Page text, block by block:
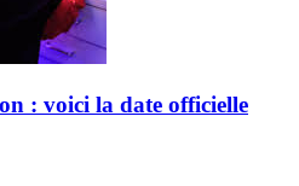
: voici la date officielle